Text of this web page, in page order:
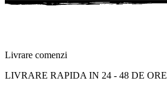
Livrare comenzi
LIVRARE RAPIDA IN 24 - 48 DE ORE